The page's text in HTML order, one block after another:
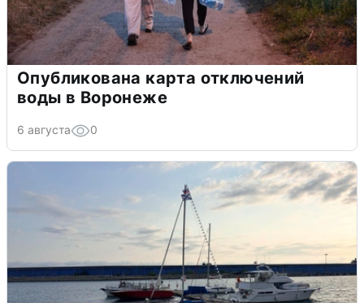
Опубликована карта отключений
воды в Воронеже
6 августа 0